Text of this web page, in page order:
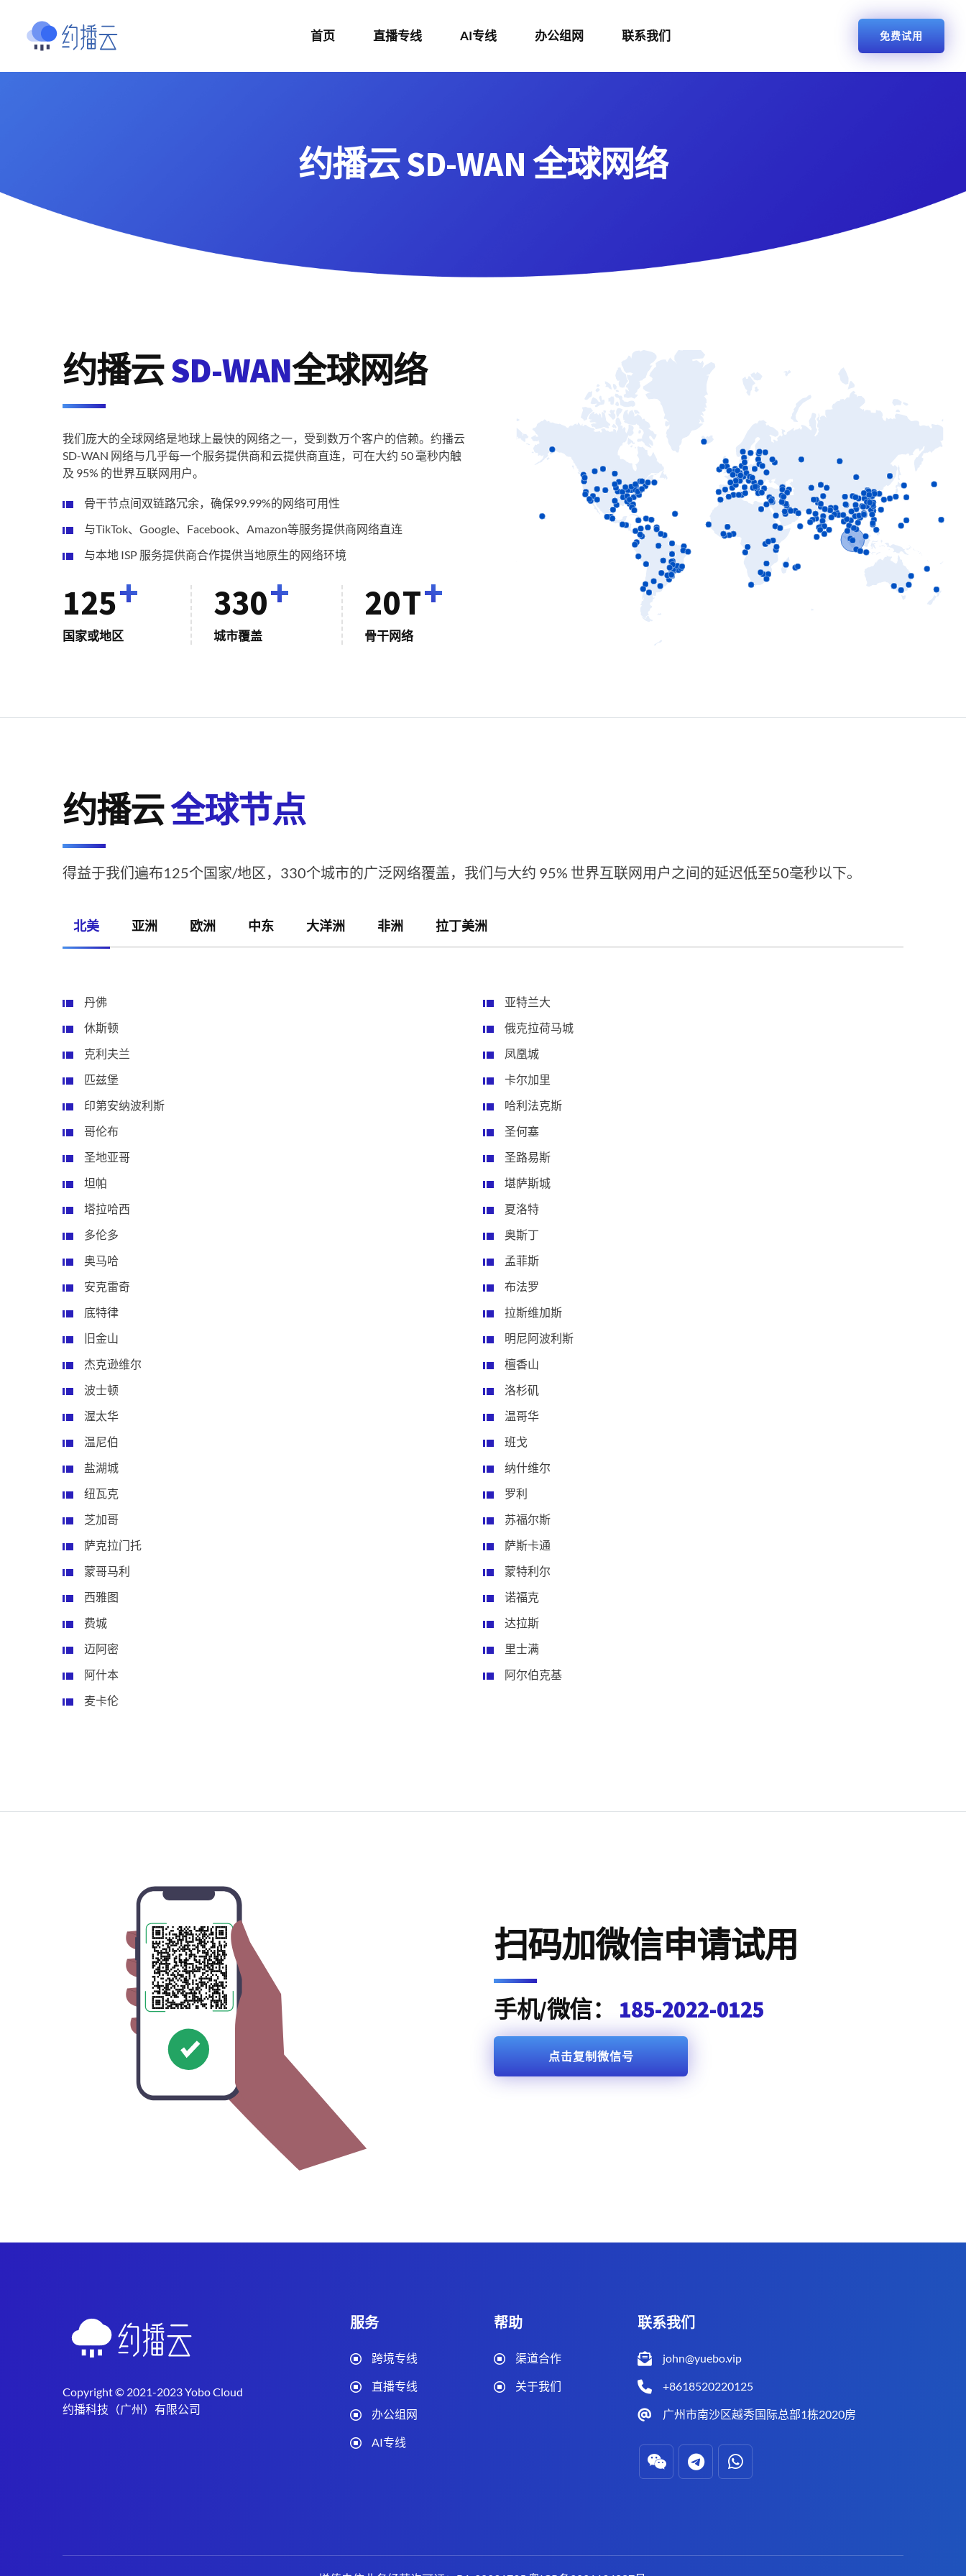
首页 直播专线 AI专线 办公组网 联系我们 免费试用
约播云 SD-WAN 全球网络
约播云SD-WAN全球网络
我们庞大的全球网络是地球上最快的网络之一，受到数万个客户的信赖。约播云
SD-WAN 网络与几乎每一个服务提供商和云提供商直连，可在大约 50 毫秒内触
及 95% 的世界互联网用户。
骨干节点间双链路冗余，确保99.99%的网络可用性
与TikTok、Google、Facebook、Amazon等服务提供商网络直连
与本地 ISP 服务提供商合作提供当地原生的网络环境
125+
国家或地区
330+
城市覆盖
20T+
骨干网络
约播云全球节点
得益于我们遍布125个国家/地区，330个城市的广泛网络覆盖，我们与大约 95% 世界互联网用户之间的延迟低至50毫秒以下。
北美 亚洲 欧洲 中东 大洋洲 非洲 拉丁美洲
丹佛
亚特兰大
休斯顿
俄克拉荷马城
克利夫兰
凤凰城
匹兹堡
卡尔加里
印第安纳波利斯
哈利法克斯
哥伦布
圣何塞
圣地亚哥
圣路易斯
坦帕
堪萨斯城
塔拉哈西
夏洛特
多伦多
奥斯丁
奥马哈
孟菲斯
安克雷奇
布法罗
底特律
拉斯维加斯
旧金山
明尼阿波利斯
杰克逊维尔
檀香山
波士顿
洛杉矶
渥太华
温哥华
温尼伯
班戈
盐湖城
纳什维尔
纽瓦克
罗利
芝加哥
苏福尔斯
萨克拉门托
萨斯卡通
蒙哥马利
蒙特利尔
西雅图
诺福克
费城
达拉斯
迈阿密
里士满
阿什本
阿尔伯克基
麦卡伦
扫码加微信申请试用
手机/微信： 185-2022-0125
点击复制微信号
Copyright © 2021-2023 Yobo Cloud
约播科技（广州）有限公司
服务
跨境专线
直播专线
办公组网
AI专线
帮助
渠道合作
关于我们
联系我们
john@yuebo.vip
+8618520220125
广州市南沙区越秀国际总部1栋2020房